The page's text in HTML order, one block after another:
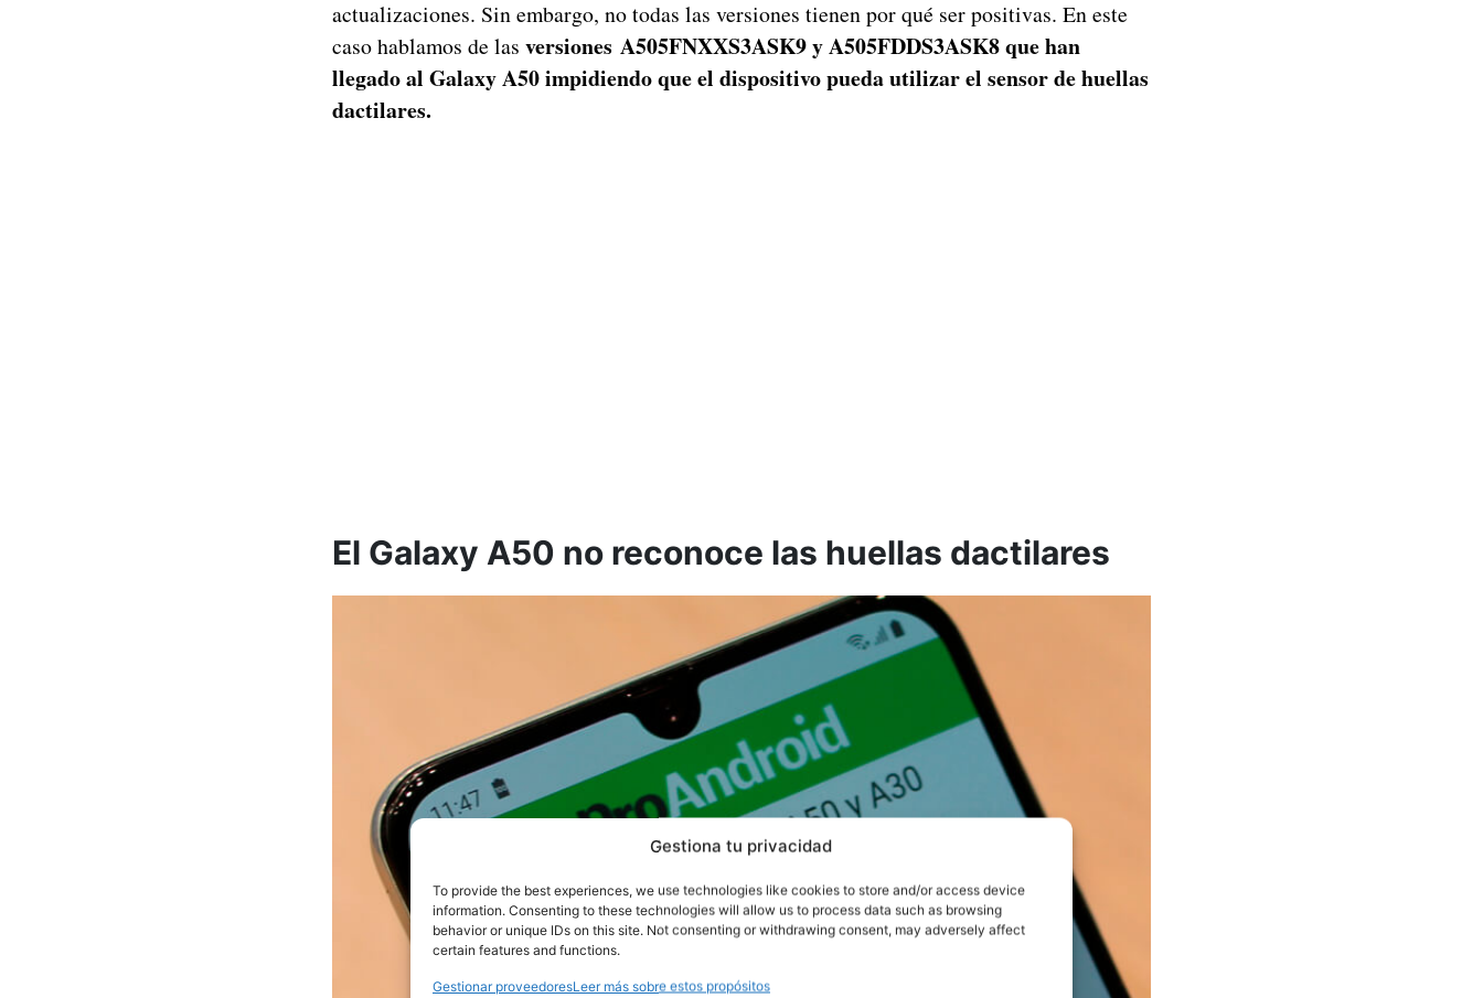
Gestiona tu privacidad
To provide the best experiences, we use technologies like cookies to store and/or access device
information. Consenting to these technologies will allow us to process data such as browsing
behavior or unique IDs on this site. Not consenting or withdrawing consent, may adversely affect
certain features and functions.
Gestionar proveedoresLeer más sobre estos propósitos
actualizaciones. Sin embargo, no todas las versiones tienen por qué ser positivas. En este
caso hablamos de las versiones A505FNXXS3ASK9 y A505FDDS3ASK8que han
llegado al Galaxy A50 impidiendo que el dispositivo pueda utilizar el sensor de huellas
dactilares.
El Galaxy A50 no reconoce las huellas dactilares